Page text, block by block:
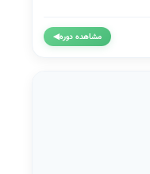
مشاهده دوره◀